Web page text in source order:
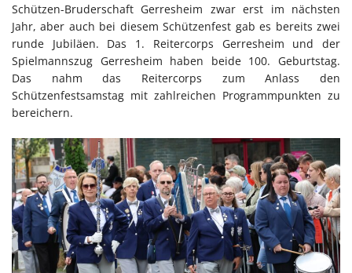
Schützen-Bruderschaft Gerresheim zwar erst im nächsten
Jahr, aber auch bei diesem Schützenfest gab es bereits zwei
runde Jubiläen. Das 1. Reitercorps Gerresheim und der
Spielmannszug Gerresheim haben beide 100. Geburtstag.
Das nahm das Reitercorps zum Anlass den
Schützenfestsamstag mit zahlreichen Programmpunkten zu
bereichern.